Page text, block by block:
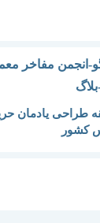
طراحی یادمان
کشور